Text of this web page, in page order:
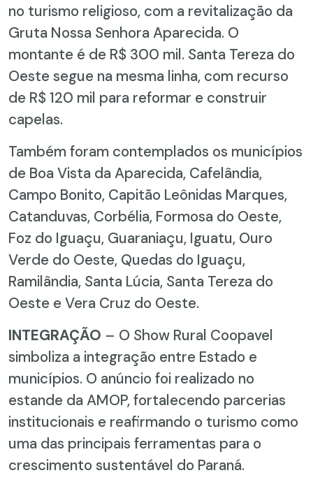
no turismo religioso, com a revitalização da
Gruta Nossa Senhora Aparecida. O
montante é de R$ 300 mil. Santa Tereza do
Oeste segue na mesma linha, com recurso
de R$ 120 mil para reformar e construir
capelas.
Também foram contemplados os municípios
de Boa Vista da Aparecida, Cafelândia,
Campo Bonito, Capitão Leônidas Marques,
Catanduvas, Corbélia, Formosa do Oeste,
Foz do Iguaçu, Guaraniaçu, Iguatu, Ouro
Verde do Oeste, Quedas do Iguaçu,
Ramilândia, Santa Lúcia, Santa Tereza do
Oeste e Vera Cruz do Oeste.
INTEGRAÇÃO – O Show Rural Coopavel
simboliza a integração entre Estado e
municípios. O anúncio foi realizado no
estande da AMOP, fortalecendo parcerias
institucionais e reafirmando o turismo como
uma das principais ferramentas para o
crescimento sustentável do Paraná.